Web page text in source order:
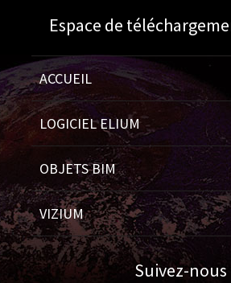
Espace de
ACCUEIL
LOGICIEL ELIUM
OBJETS BIM
VIZIUM
Suivez-nous